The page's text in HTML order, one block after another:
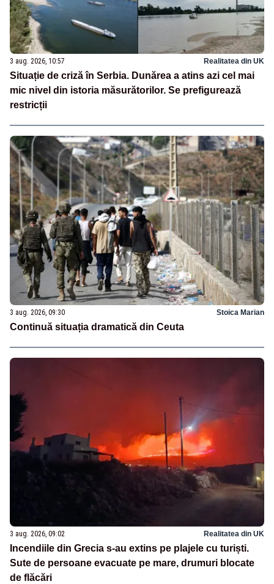
3 aug. 2026, 10:57 Realitatea din UK
Situație de criză în Serbia. Dunărea a atins azi cel mai
mic nivel din istoria măsurătorilor. Se prefigurează
restricții
3 aug. 2026, 09:30 Stoica Marian
Continuă situația dramatică din Ceuta
3 aug. 2026, 09:02 Realitatea din UK
Incendiile din Grecia s-au extins pe plajele cu turiști.
Sute de persoane evacuate pe mare, drumuri blocate
de flăcări